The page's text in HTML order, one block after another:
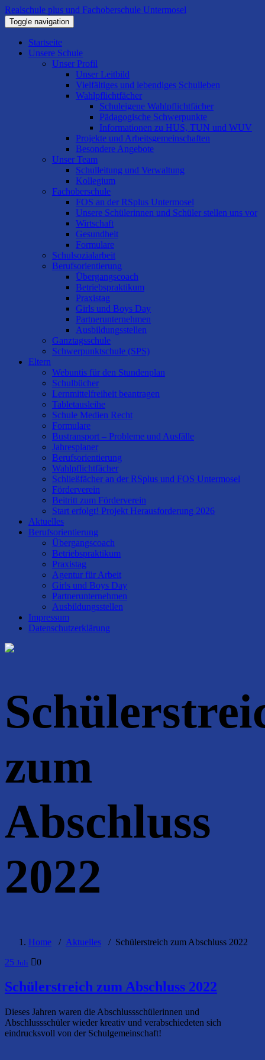
Realschule plus und Fachoberschule Untermosel
Toggle navigation
Startseite
Unsere Schule
Unser Profil
Unser Leitbild
Vielfältiges und lebendiges Schulleben
Wahlpflichtfächer
Schuleigene Wahlpflichtfächer
Pädagogische Schwerpunkte
Informationen zu HUS, TUN und WUV
Projekte und Arbeitsgemeinschaften
Besondere Angebote
Unser Team
Schulleitung und Verwaltung
Kollegium
Fachoberschule
FOS an der RSplus Untermosel
Unsere Schülerinnen und Schüler stellen uns vor
Wirtschaft
Gesundheit
Formulare
Schulsozialarbeit
Berufsorientierung
Übergangscoach
Betriebspraktikum
Praxistag
Girls und Boys Day
Partnerunternehmen
Ausbildungsstellen
Ganztagsschule
Schwerpunktschule (SPS)
Eltern
Webuntis für den Stundenplan
Schulbücher
Lernmittelfreiheit beantragen
Tabletausleihe
Schule Medien Recht
Formulare
Bustransport – Probleme und Ausfälle
Jahresplaner
Berufsorientierung
Wahlpflichtfächer
Schließfächer an der RSplus und FOS Untermosel
Förderverein
Beitritt zum Förderverein
Start erfolgt! Projekt Herausforderung 2026
Aktuelles
Berufsorientierung
Übergangscoach
Betriebspraktikum
Praxistag
Agentur für Arbeit
Girls und Boys Day
Partnerunternehmen
Ausbildungsstellen
Impressum
Datenschutzerklärung
zum
Abschluss
2022
Home / Aktuelles / Schülerstreich zum Abschluss 2022
25 Juli 0
Schülerstreich zum Abschluss 2022
Dieses Jahren waren die Abschlussschülerinnen und
Abschlussschüler wieder kreativ und verabschiedeten sich
eindrucksvoll von der Schulgemeinschaft!